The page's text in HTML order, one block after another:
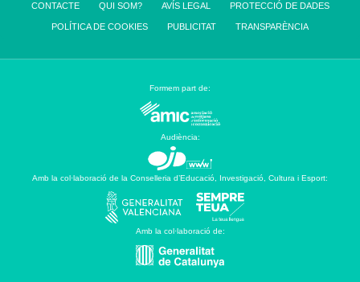
CONTACTE QUI SOM? AVÍS LEGAL PROTECCIÓ DE DADES
POLÍTICA DE COOKIES PUBLICITAT TRANSPARÈNCIA
Formem part de:
Audiència:
Amb la col·laboració de la Conselleria d’Educació, Investigació, Cultura i Esport:
Amb la col·laboració de: